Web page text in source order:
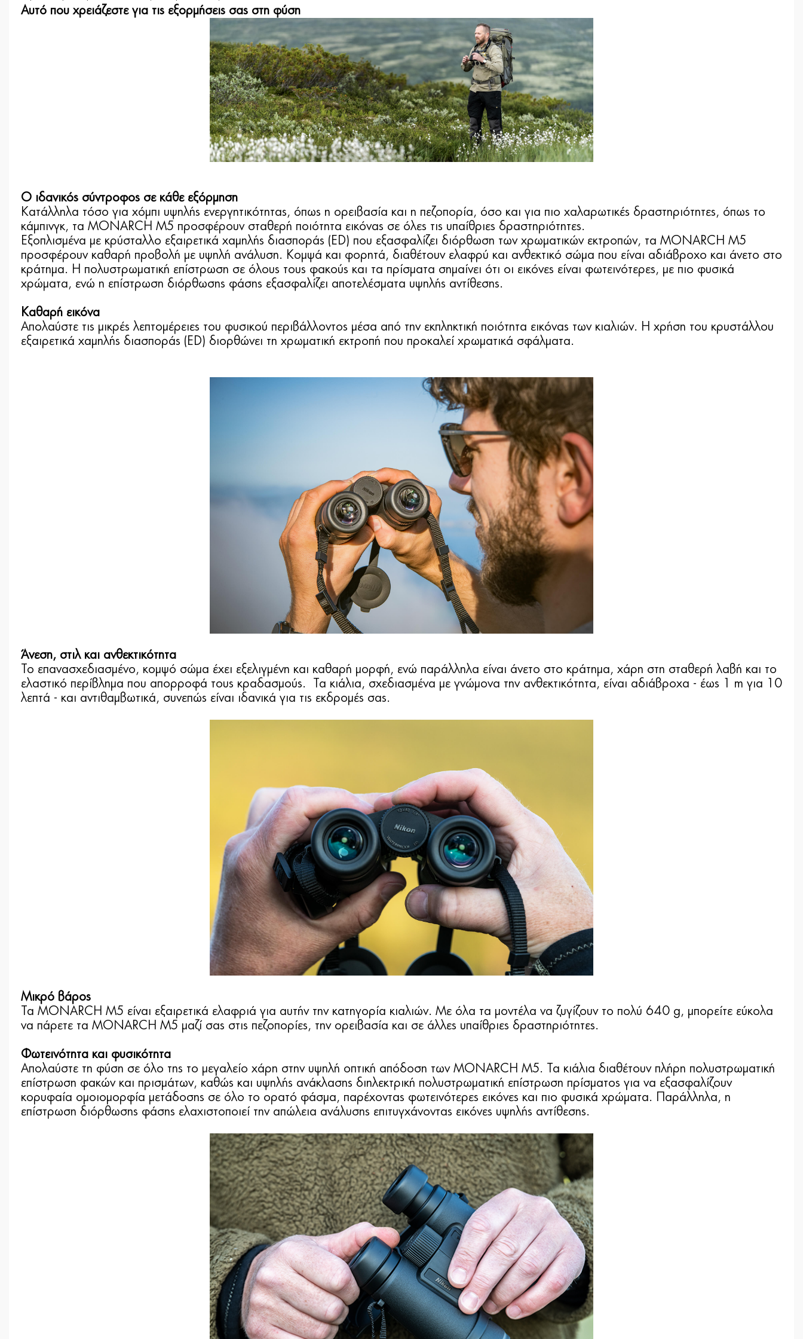
Αυτό που χρειάζεστε για τις εξορμήσεις σας στη φύση
Ο ιδανικός σύντροφος σε κάθε εξόρμηση
Κατάλληλα τόσο για χόμπι υψηλής ενεργητικότητας, όπως η ορειβασία και η πεζοπορία, όσο και για πιο χαλαρωτικές δραστηριότητες, όπως το
κάμπινγκ, τα MONARCH M5 προσφέρουν σταθερή ποιότητα εικόνας σε όλες τις υπαίθριες δραστηριότητες.
Εξοπλισμένα με κρύσταλλο εξαιρετικά χαμηλής διασποράς (ED) που εξασφαλίζει διόρθωση των χρωματικών εκτροπών, τα MONARCH M5
προσφέρουν καθαρή προβολή με υψηλή ανάλυση. Κομψά και φορητά, διαθέτουν ελαφρύ και ανθεκτικό σώμα που είναι αδιάβροχο και άνετο στο
κράτημα. Η πολυστρωματική επίστρωση σε όλους τους φακούς και τα πρίσματα σημαίνει ότι οι εικόνες είναι φωτεινότερες, με πιο φυσικά
χρώματα, ενώ η επίστρωση διόρθωσης φάσης εξασφαλίζει αποτελέσματα υψηλής αντίθεσης.
Καθαρή εικόνα
Απολαύστε τις μικρές λεπτομέρειες του φυσικού περιβάλλοντος μέσα από την εκπληκτική ποιότητα εικόνας των κιαλιών. Η χρήση του κρυστάλλου
εξαιρετικά χαμηλής διασποράς (ED) διορθώνει τη χρωματική εκτροπή που προκαλεί χρωματικά σφάλματα.
Άνεση, στιλ και ανθεκτικότητα
Το επανασχεδιασμένο, κομψό σώμα έχει εξελιγμένη και καθαρή μορφή, ενώ παράλληλα είναι άνετο στο κράτημα, χάρη στη σταθερή λαβή και το
ελαστικό περίβλημα που απορροφά τους κραδασμούς. Τα κιάλια, σχεδιασμένα με γνώμονα την ανθεκτικότητα, είναι αδιάβροχα - έως 1 m για 10
λεπτά - και αντιθαμβωτικά, συνεπώς είναι ιδανικά για τις εκδρομές σας.
Μικρό βάρος
Τα MONARCH M5 είναι εξαιρετικά ελαφριά για αυτήν την κατηγορία κιαλιών. Με όλα τα μοντέλα να ζυγίζουν το πολύ 640 g, μπορείτε εύκολα
να πάρετε τα MONARCH M5 μαζί σας στις πεζοπορίες, την ορειβασία και σε άλλες υπαίθριες δραστηριότητες.
Φωτεινότητα και φυσικότητα
Απολαύστε τη φύση σε όλο της το μεγαλείο χάρη στην υψηλή οπτική απόδοση των MONARCH M5. Τα κιάλια διαθέτουν πλήρη πολυστρωματική
επίστρωση φακών και πρισμάτων, καθώς και υψηλής ανάκλασης διηλεκτρική πολυστρωματική επίστρωση πρίσματος για να εξασφαλίζουν
κορυφαία ομοιομορφία μετάδοσης σε όλο το ορατό φάσμα, παρέχοντας φωτεινότερες εικόνες και πιο φυσικά χρώματα. Παράλληλα, η
επίστρωση διόρθωσης φάσης ελαχιστοποιεί την απώλεια ανάλυσης επιτυγχάνοντας εικόνες υψηλής αντίθεσης.